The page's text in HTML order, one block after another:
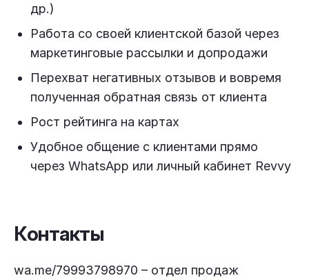
др.)
Работа со своей клиентской базой через
маркетинговые рассылки и допродажи
Перехват негативных отзывов и вовремя
полученная обратная связь от клиента
Рост рейтинга на картах
Удобное общение с клиентами прямо
через WhatsApp или личный кабинет Revvy
Контакты
wa.me/79993798970 – отдел продаж